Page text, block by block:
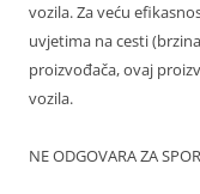
vozila. Za veću
uvjetima na cesti
proizvođača, ovaj
vozila.
NE ODGOVARA ZA